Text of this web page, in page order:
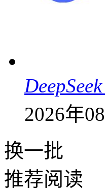
2026年
换一批
推荐阅读